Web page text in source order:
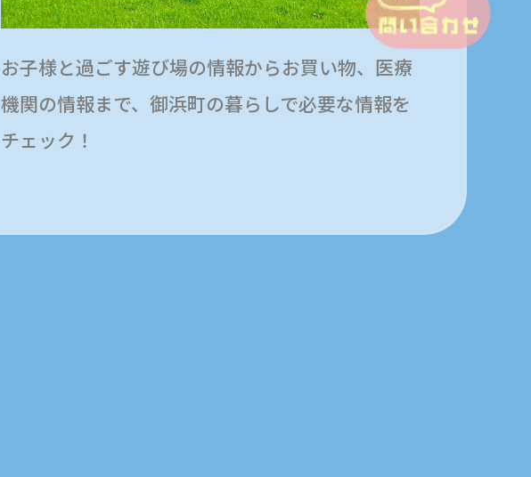
お子様と過ごす遊び場の情報からお買い物、医療
機関の情報まで、御浜町の暮らしで必要な情報を
チェック！